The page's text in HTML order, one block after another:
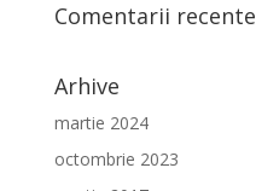
Comentarii recente
Arhive
martie 2024
octombrie 2023